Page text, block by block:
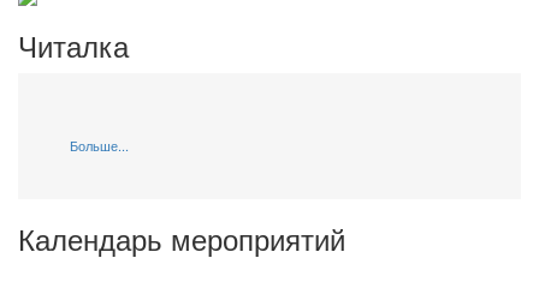
Читалка
Больше...
Календарь мероприятий